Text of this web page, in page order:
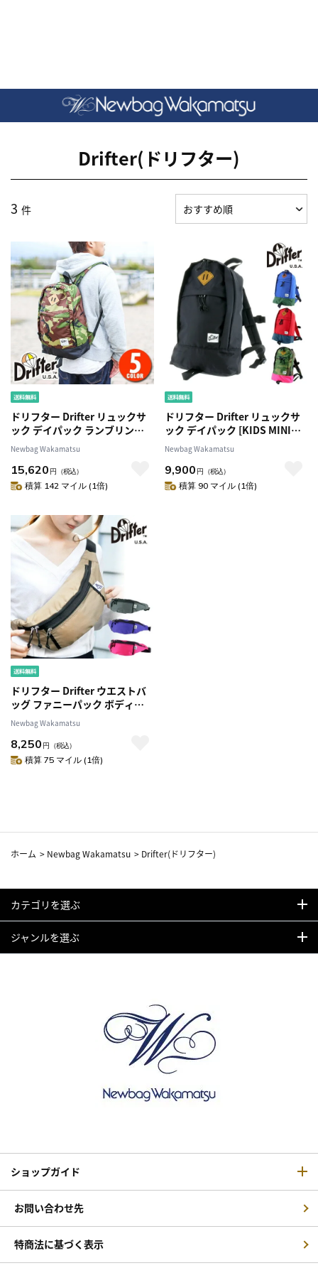
Drifter(ドリフター)
3 件
ドリフター Drifter リュックサ
ック デイパック ランブリンパ
ック パッククロスナイロン
df1413 99xdf141374 1.ウッド
ランドカモxブラック
Newbag Wakamatsu
15,620 円 （税込）
積算 142 マイル (1倍)
ドリフター Drifter リュックサ
ック デイパック [KIDS MINI
BACK PACK/キッズミニバック
パック] dfv1480 男の子 子供用
99xdfv148089 3.ウッドランド
カモxピンク
Newbag Wakamatsu
9,900 円 （税込）
積算 90 マイル (1倍)
ドリフター Drifter ウエストバ
ッグ ファニーパック ボディバ
ッグ [WAIST PACK/ウエストパ
ック] dfv1550 99xdfv155052
4.タン メンズ レディース
Newbag Wakamatsu
8,250 円 （税込）
積算 75 マイル (1倍)
ホーム > Newbag Wakamatsu > Drifter(ドリフター)
カテゴリを選ぶ
ジャンルを選ぶ
ショップガイド
お問い合わせ先
特商法に基づく表示